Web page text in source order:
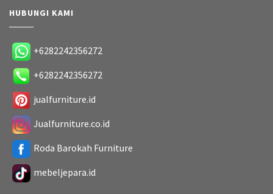
HUBUNGI KAMI
+6282242356272
+6282242356272
jualfurniture.id
Jualfurniture.co.id
Roda Barokah Furniture
mebeljepara.id